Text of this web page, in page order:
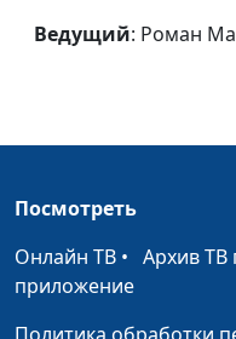
Борьба с искушением
(осень)
Труд для Господа
Ведущий: Роман
Посмотреть
Онлайн ТВ • Архив ТВ
приложение
Политика обработки